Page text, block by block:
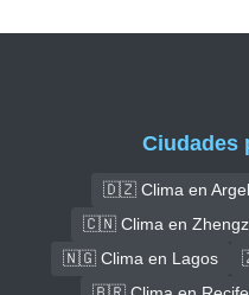
Ciudades
🇩🇿 Clima en Argel
🇨🇳 Clima en
🇳🇬 Clima en Lagos